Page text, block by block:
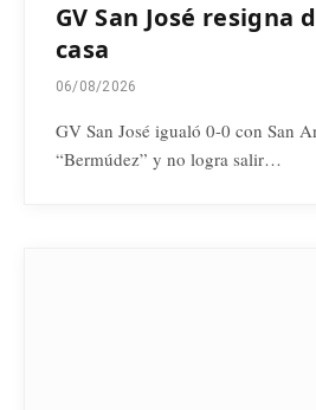
GV San José resigna
casa
06/08/2026
GV San José igualó 0-0 con San
“Bermúdez” y no logra salir…